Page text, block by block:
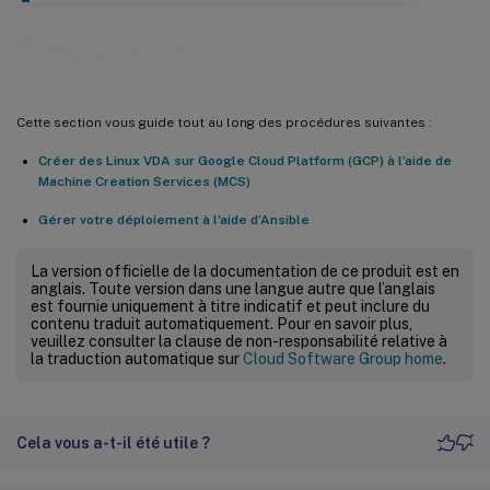
Cette section vous guide tout au long des procédures suivantes :
Créer des Linux VDA sur Google Cloud Platform (GCP) à l’aide de
Machine Creation Services (MCS)
Gérer votre déploiement à l’aide d’Ansible
La version officielle de la documentation de ce produit est en
anglais. Toute version dans une langue autre que l’anglais
est fournie uniquement à titre indicatif et peut inclure du
contenu traduit automatiquement. Pour en savoir plus,
veuillez consulter la clause de non-responsabilité relative à
la traduction automatique surCloud Software Group home.
Cela vous a-t-il été utile ?